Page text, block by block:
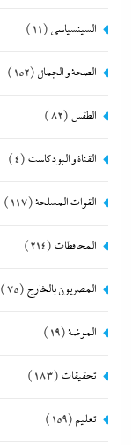
السينسياسي (11)
الصحة و الجمال (152)
الطقس (82)
القناة و البودكاست (4)
القوات المسلحة(117)
المحافظات (214)
المصريون بالخارج (75)
الموضة(19)
تحقيقات (183)
تعليم (159)